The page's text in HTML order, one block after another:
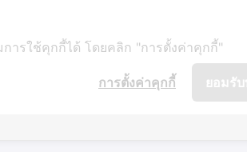
คำถามที่พบบ่อย
ารใช้คุกกี้ได้ โดยคลิก "การตั้งค่าคุกกี้"
ยอมรั
การตั้งค่าคุกกี้